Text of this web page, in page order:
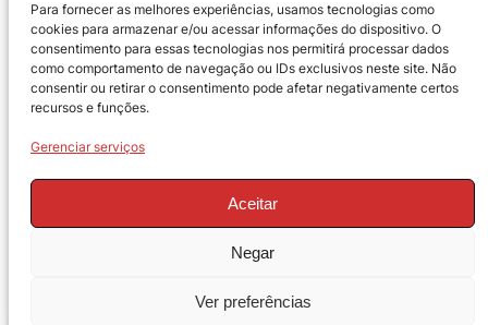
Para fornecer as melhores experiências, usamos tecnologias como
cookies para armazenar e/ou acessar informações do dispositivo. O
consentimento para essas tecnologias nos permitirá processar dados
como comportamento de navegação ou IDs exclusivos neste site. Não
consentir ou retirar o consentimento pode afetar negativamente certos
recursos e funções.
Gerenciar serviços
Aceitar
Negar
Ver preferências
Política de Privacidade
Política de Troca e Devoluções
Política de Reembolso
18.269.230/0001-16. Todos os direitos